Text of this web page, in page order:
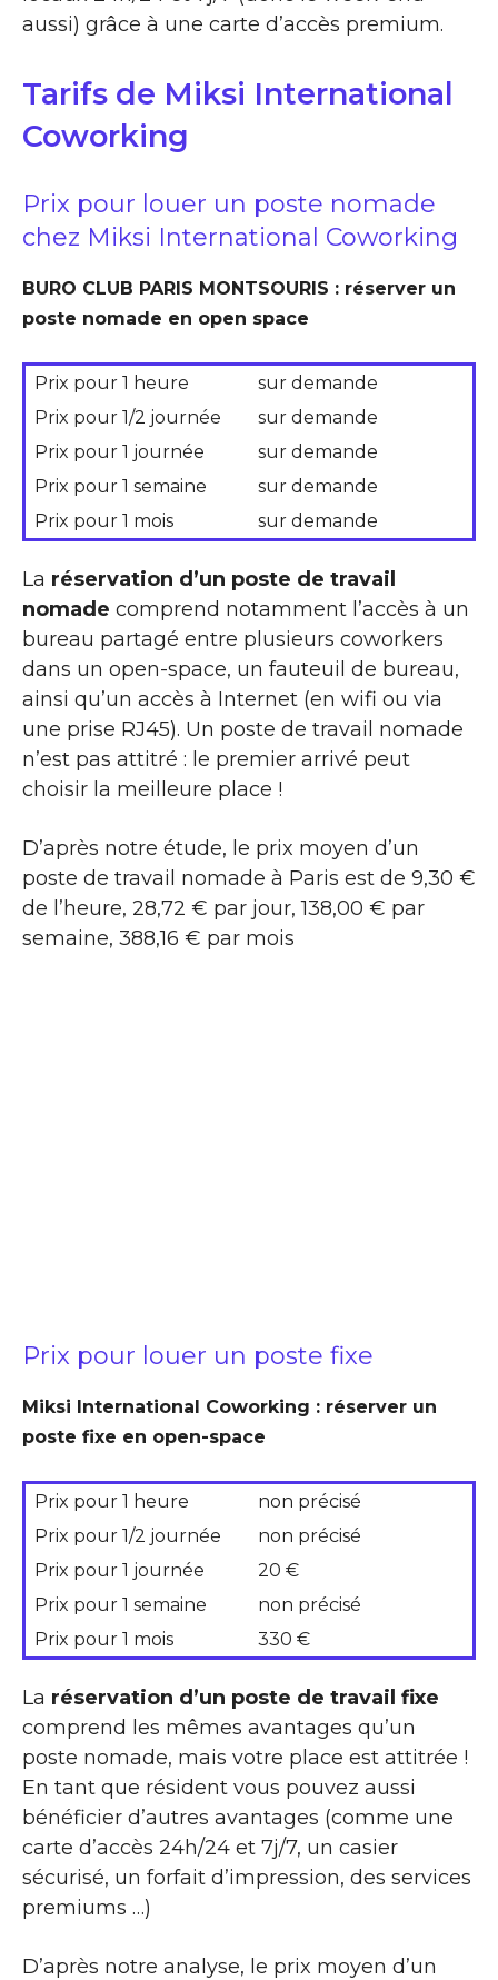
aussi) grâce à une carte d’accès premium.
Tarifs de Miksi International
Coworking
Prix pour louer un poste nomade
chez Miksi International Coworking
BURO CLUB PARIS MONTSOURIS : réserver un
poste nomade en open space
Prix pour 1 heure
sur demande
Prix pour 1/2 journée
sur demande
Prix pour 1 journée
sur demande
Prix pour 1 semaine
sur demande
Prix pour 1 mois
sur demande
La réservation d’un poste de travail
nomade comprend notamment l’accès à un
bureau partagé entre plusieurs coworkers
dans un open-space, un fauteuil de bureau,
ainsi qu’un accès à Internet (en wifi ou via
une prise RJ45). Un poste de travail nomade
n’est pas attitré : le premier arrivé peut
choisir la meilleure place !
D’après notre étude, le prix moyen d’un
poste de travail nomade à Paris est de 9,30 €
de l’heure, 28,72 € par jour, 138,00 € par
semaine, 388,16 € par mois
Prix pour louer un poste fixe
Miksi International Coworking : réserver un
poste fixe en open-space
Prix pour 1 heure
non précisé
Prix pour 1/2 journée
non précisé
Prix pour 1 journée
20 €
Prix pour 1 semaine
non précisé
Prix pour 1 mois
330 €
La réservation d’un poste de travail fixe
comprend les mêmes avantages qu’un
poste nomade, mais votre place est attitrée !
En tant que résident vous pouvez aussi
bénéficier d’autres avantages (comme une
carte d’accès 24h/24 et 7j/7, un casier
sécurisé, un forfait d’impression, des services
premiums …)
D’après notre analyse, le prix moyen d’un